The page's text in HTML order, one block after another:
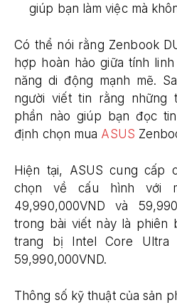
giúp bạn làm việc mà
Có thể nói rằng Zenbook
hợp hoàn hảo giữa tính
năng di động mạnh mẽ.
người viết tin rằng những
phần nào giúp bạn đọc
định chọn mua ASUS
Hiện tại, ASUS cung cấp
chọn về cấu hình với
49,990,000VND và
trong bài viết này là phiên
trang bị Intel Core
59,990,000VND.
Thông số kỹ thuật của sản